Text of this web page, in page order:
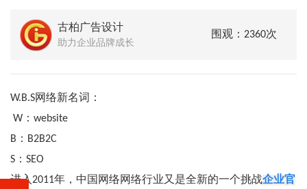
古柏广告设计
助力企业品牌成长
围观：2360次
W.B.S网络新名词：
W：website
B：B2B2C
S：SEO
进入2011年，中国网络网络行业又是全新的一个挑战企业官